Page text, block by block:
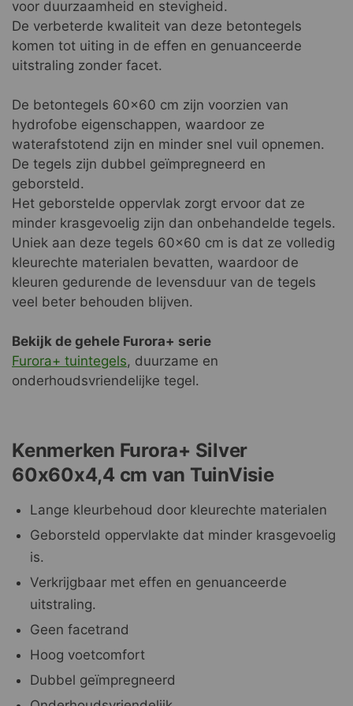
voor duurzaamheid en stevigheid.
De verbeterde kwaliteit van deze betontegels
komen tot uiting in de effen en genuanceerde
uitstraling zonder facet.
De betontegels 60x60 cm zijn voorzien van
hydrofobe eigenschappen, waardoor ze
waterafstotend zijn en minder snel vuil opnemen.
De tegels zijn dubbel geïmpregneerd en
geborsteld.
Het geborstelde oppervlak zorgt ervoor dat ze
minder krasgevoelig zijn dan onbehandelde tegels.
Uniek aan deze tegels 60x60 cm is dat ze volledig
kleurechte materialen bevatten, waardoor de
kleuren gedurende de levensduur van de tegels
veel beter behouden blijven.
Bekijk de gehele Furora+ serie
Furora+ tuintegels, duurzame en
onderhoudsvriendelijke tegel.
Kenmerken Furora+ Silver
60x60x4,4 cm van TuinVisie
Lange kleurbehoud door kleurechte materialen
Geborsteld oppervlakte dat minder krasgevoelig
is.
Verkrijgbaar met effen en genuanceerde
uitstraling.
Geen facetrand
Hoog voetcomfort
Dubbel geïmpregneerd